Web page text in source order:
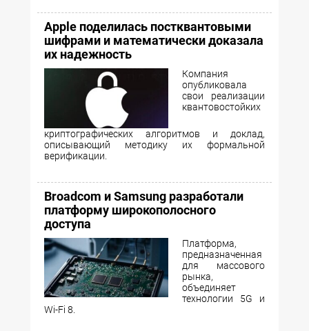
Apple поделилась постквантовыми
шифрами и математически доказала
их надежность
Компания
опубликовала
свои реализации
квантовостойких
криптографических алгоритмов и доклад,
описывающий методику их формальной
верификации.
Broadcom и Samsung разработали
платформу широкополосного
доступа
Платформа,
предназначенная
для массового
рынка,
объединяет
технологии 5G и
Wi-Fi 8.